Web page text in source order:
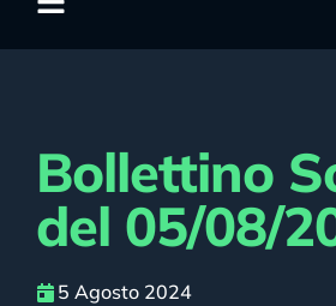
Bollettino
del 05/08/
5 Agosto 2024